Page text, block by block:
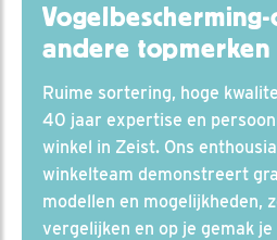
andere topmerken
Ruime sortering, hoge
40 jaar expertise en
winkel in Zeist. Ons
winkelteam demonstreert
modellen en mogelijkheden,
vergelijken en op je gemak